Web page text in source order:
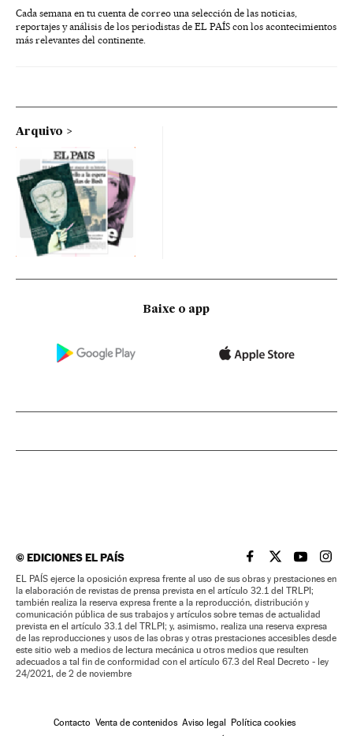
Cada semana en tu cuenta de correo una selección de las noticias,
reportajes y análisis de los periodistas de EL PAÍS con los acontecimientos
más relevantes del continente.
Arquivo
Baixe o app
©EDICIONES EL PAÍS EL PAÍS BRASIL EN
EL PAÍSEL PAÍS
EL
EL PAÍS ejerce la oposición expresa frente al uso de sus obras y prestaciones en
la elaboración de revistas de prensa prevista en el artículo 32.1 del TRLPI;
también realiza la reserva expresa frente a la reproducción, distribución y
comunicación pública de sus trabajos y artículos sobre temas de actualidad
prevista en el artículo 33.1 del TRLPI; y, asimismo, realiza una reserva expresa
de las reproducciones y usos de las obras y otras prestaciones accesibles desde
este sitio web a medios de lectura mecánica u otros medios que resulten
adecuados a tal fin de conformidad con el artículo 67.3 del Real Decreto - ley
24/2021, de 2 de noviembre
Contacto Venta de contenidos Aviso legal Política cookies